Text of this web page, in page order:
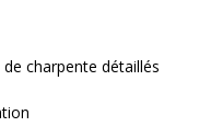
charpente détaillés